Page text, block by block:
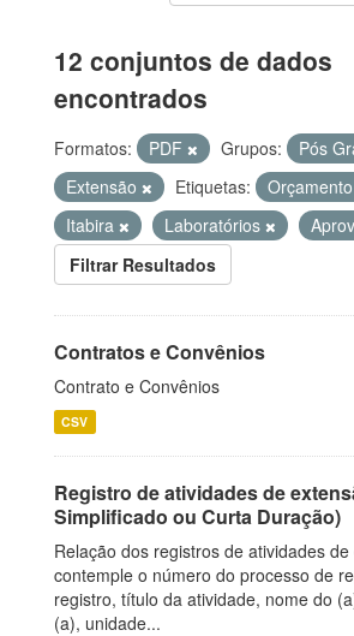
12 conjuntos de dados
encontrados
Formatos: PDF Grupos:
Pós
Extensão
Etiquetas:
Orçamento
Itabira
Laboratórios
Filtrar Resultados
Contratos e Convênios
Contrato e Convênios
CSV
Registro de atividades de
Simplificado ou Curta Duração)
Relação dos registros de atividades
contemple o número do processo de
registro, título da atividade, nome do
(a), unidade...